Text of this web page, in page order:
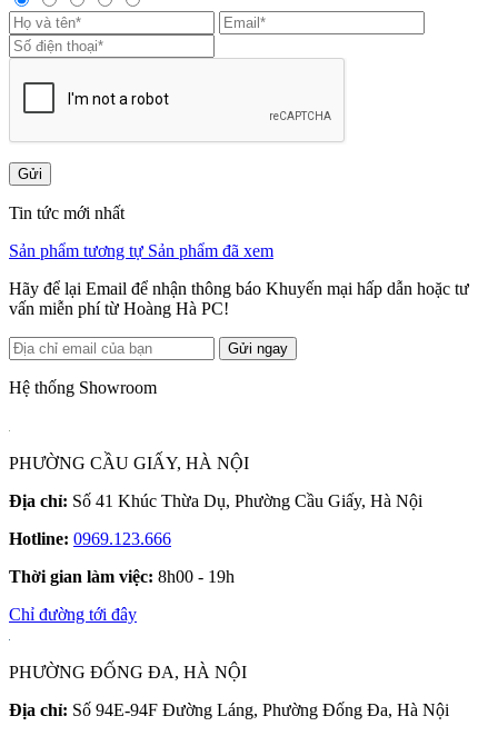
Gửi
Tin tức mới nhất
Sản phẩm tương tự Sản phẩm đã xem
Hãy để lại Email để nhận thông báo Khuyến mại hấp dẫn hoặc tư
vấn miễn phí từ Hoàng Hà PC!
Gửi ngay
Hệ thống Showroom
PHƯỜNG CẦU GIẤY, HÀ NỘI
Địa chỉ: Số 41 Khúc Thừa Dụ, Phường Cầu Giấy, Hà Nội
Hotline: 0969.123.666
Thời gian làm việc: 8h00 - 19h
Chỉ đường tới đây
PHƯỜNG ĐỐNG ĐA, HÀ NỘI
Địa chỉ: Số 94E-94F Đường Láng, Phường Đống Đa, Hà Nội